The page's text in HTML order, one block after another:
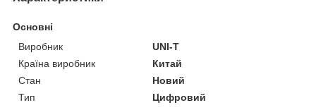
Основні
Виробник
UNI-T
Країна виробник
Китай
Стан
Новий
Тип
Цифровий